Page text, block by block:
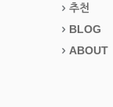
추천
BLOG
ABOUT